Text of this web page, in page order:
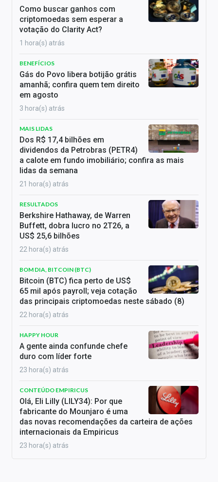
Como buscar ganhos com
criptomoedas sem esperar a
votação do Clarity Act?
1 hora(s) atrás
BENEFÍCIOS
Gás do Povo libera botijão grátis
amanhã; confira quem tem direito
em agosto
3 hora(s) atrás
MAIS LIDAS
Dos R$ 17,4 bilhões em
dividendos da Petrobras (PETR4)
a calote em fundo imobiliário; confira as mais
lidas da semana
21 hora(s) atrás
RESULTADOS
Berkshire Hathaway, de Warren
Buffett, dobra lucro no 2T26, a
US$ 25,6 bilhões
22 hora(s) atrás
BOM DIA, BITCOIN (BTC)
Bitcoin (BTC) fica perto de US$
65 mil após payroll; veja cotação
das principais criptomoedas neste sábado (8)
22 hora(s) atrás
HAPPY HOUR
A gente ainda confunde chefe
duro com líder forte
23 hora(s) atrás
CONTEÚDO EMPIRICUS
Olá, Eli Lilly (LILY34): Por que
fabricante do Mounjaro é uma
das novas recomendações da carteira de ações
internacionais da Empiricus
23 hora(s) atrás